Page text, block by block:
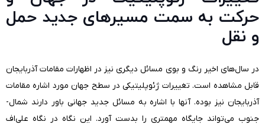
حرکت به سمت مسیرهای جدید حمل
و نقل
در سال‌های اخیر رنگ و بوی مسائل دیگری نیز در اظهارات مقامات آذربایجان
قابل مشاهده است. تغییرات ژئوپلیتیکی در سطح جهان مورد اشاره مقامات
آذربایجان نیز بوده. آنها با اشاره به مسائل جدید جهانی باور دارند شمال-
جنوب می‌تواند جایگاه مهمتری را بدست آورد. این نگاه در نگاه علی‌اف